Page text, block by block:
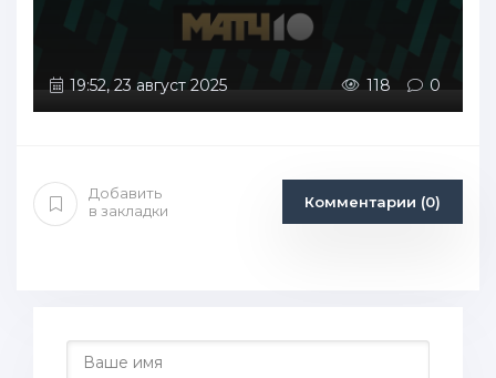
19:52, 23 август 2025 118 0
Добавить
в закладки
Комментарии (0)